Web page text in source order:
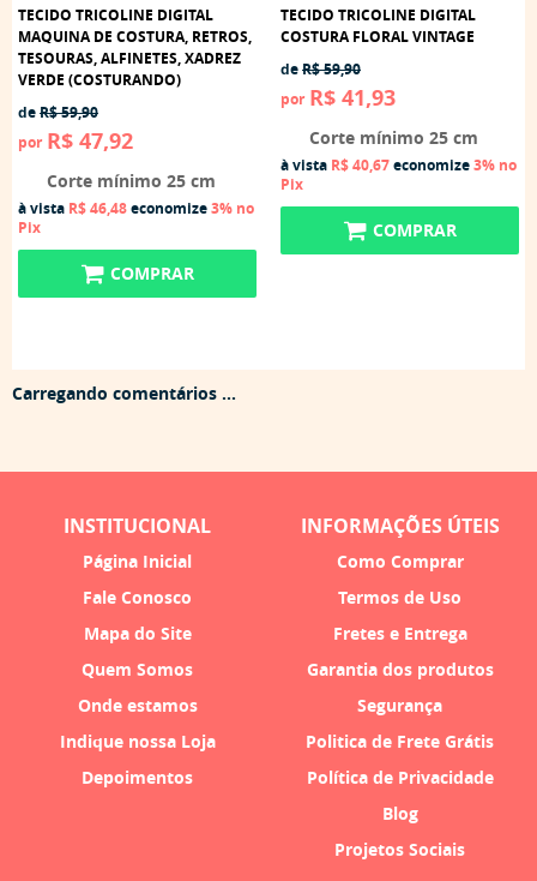
TECIDO TRICOLINE DIGITAL
MAQUINA DE COSTURA, RETROS,
TESOURAS, ALFINETES, XADREZ
VERDE (COSTURANDO)
deR$ 59,90
por R$ 47,92
Corte mínimo 25 cm
à vista R$ 46,48economize3% no
Pix
COMPRAR
TECIDO TRICOLINE DIGITAL
COSTURA FLORAL VINTAGE
deR$ 59,90
por R$ 41,93
Corte mínimo 25 cm
à vista R$ 40,67economize3% no
Pix
COMPRAR
Carregando comentários ...
INSTITUCIONAL
Página Inicial
Fale Conosco
Mapa do Site
Quem Somos
Onde estamos
Indique nossa Loja
Depoimentos
INFORMAÇÕES ÚTEIS
Como Comprar
Termos de Uso
Fretes e Entrega
Garantia dos produtos
Segurança
Politica de Frete Grátis
Política de Privacidade
Blog
Projetos Sociais